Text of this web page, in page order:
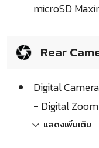
microSD
Rear
Digital
- Digital
แสดงเพิ่มเติม